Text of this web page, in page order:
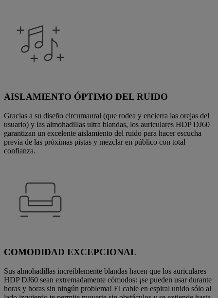
AISLAMIENTO ÓPTIMO DEL RUIDO
Gracias a su diseño circumaural (que rodea y encierra las orejas del
usuario) y las almohadillas ultra blandas, los auriculares HDP DJ60
garantizan un excelente aislamiento del ruido para hacer escucha
previa de las próximas pistas y mezclar en público con total
confianza.
COMODIDAD EXCEPCIONAL
Sus almohadillas increíblemente blandas hacen que los auriculares
HDP DJ60 sean extremadamente cómodos: ¡se pueden usar durante
horas y horas sin ningún problema! El cable en espiral unido sólo al